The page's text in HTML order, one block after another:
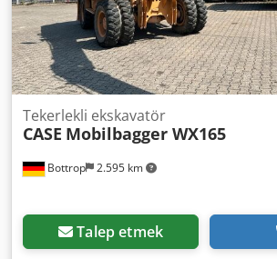
Bottrop 2.595 km
Tekerlekli ekskavatör
CASE Mobilbagger WX165
Talep etmek